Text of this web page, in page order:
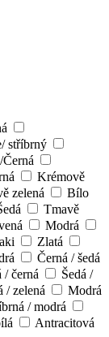
stříbrný
Krémově
zelená
Bílo
Tmavě
Modrá
Zlatá
Černá / šedá
/ černá
Šedá /
/ zelená
Modrá
/ modrá
Antracitová